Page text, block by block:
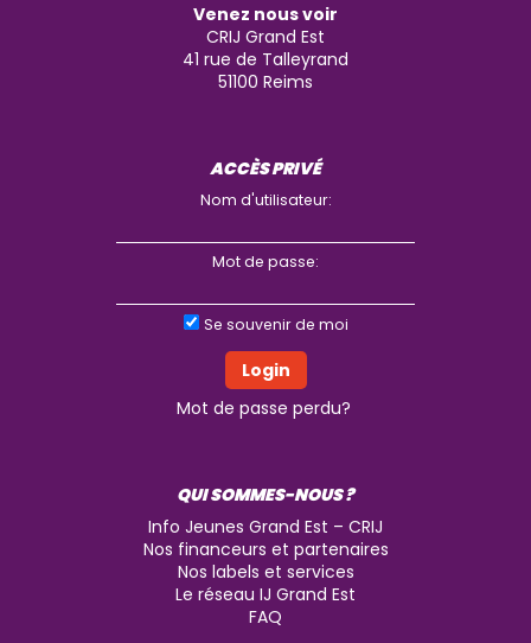
Venez nous voir
CRIJ Grand Est
41 rue de Talleyrand
51100 Reims
ACCÈS PRIVÉ
Nom d'utilisateur:
Mot de passe:
Se souvenir de moi
Mot de passe perdu?
QUI SOMMES-NOUS ?
Info Jeunes Grand Est – CRIJ
Nos financeurs et partenaires
Nos labels et services
Le réseau IJ Grand Est
FAQ